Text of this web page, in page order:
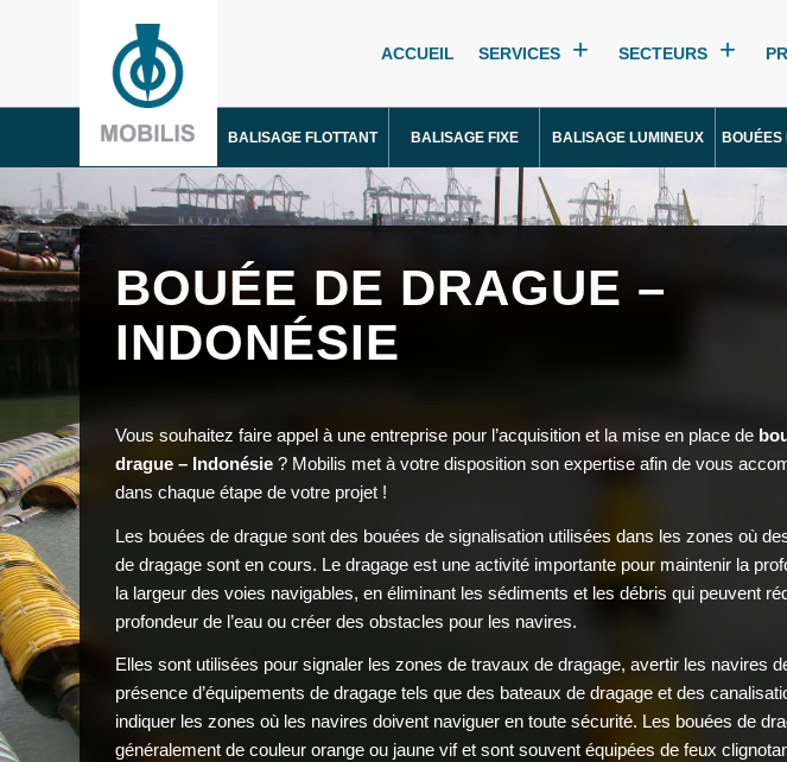
ACCUEIL SERVICES SECTEURS
BALISAGE FLOTTANT BALISAGE FIXE BALISAGE LUMINEUX BOUÉES
BOUÉE DE DRAGUE –
INDONÉSIE
Vous souhaitez faire appel à une entreprise pour l’acquisition et la mise en place de
drague – Indonésie ? Mobilis met à votre disposition son expertise afin de vous
dans chaque étape de votre projet !
Les bouées de drague sont des bouées de signalisation utilisées dans les zones où
de dragage sont en cours. Le dragage est une activité importante pour maintenir la
la largeur des voies navigables, en éliminant les sédiments et les débris qui peuvent
profondeur de l’eau ou créer des obstacles pour les navires.
Elles sont utilisées pour signaler les zones de travaux de dragage, avertir les navires
présence d’équipements de dragage tels que des bateaux de dragage et des
indiquer les zones où les navires doivent naviguer en toute sécurité. Les bouées de
généralement de couleur orange ou jaune vif et sont souvent équipées de feux